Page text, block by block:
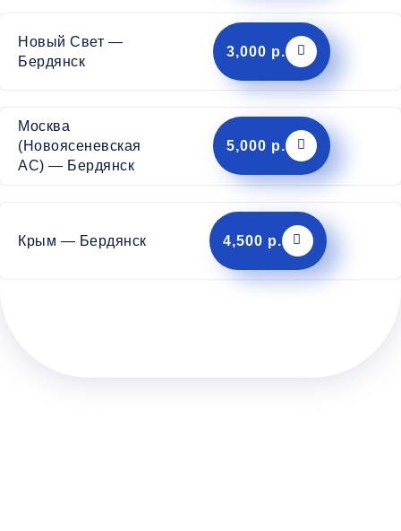
Новый Свет —
Бердянск
3,000 р.
Москва
(Новоясеневская
АС) — Бердянск
5,000 р.
Крым — Бердянск 4,500 р.